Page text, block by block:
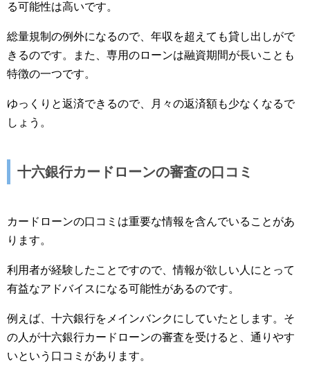
る可能性は高いです。
総量規制の例外になるので、年収を超えても貸し出しがで
きるのです。また、専用のローンは融資期間が長いことも
特徴の一つです。
ゆっくりと返済できるので、月々の返済額も少なくなるで
しょう。
十六銀行カードローンの審査の口コミ
カードローンの口コミは重要な情報を含んでいることがあ
ります。
利用者が経験したことですので、情報が欲しい人にとって
有益なアドバイスになる可能性があるのです。
例えば、十六銀行をメインバンクにしていたとします。そ
の人が十六銀行カードローンの審査を受けると、通りやす
いという口コミがあります。